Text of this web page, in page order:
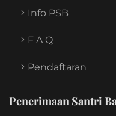
Info PSB
F A Q
Pendaftaran
Penerimaan Santri